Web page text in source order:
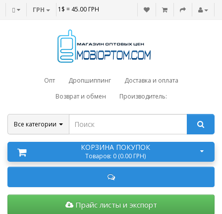
ГРН 1$ = 45.00 ГРН
Опт Дропшиппинг
Доставка и оплата
Возврат и обмен
Производитель:
Все категории
КОРЗИНА ПОКУПОК
Товаров: 0 (0.00 ГРН)
Прайс листы и экспорт